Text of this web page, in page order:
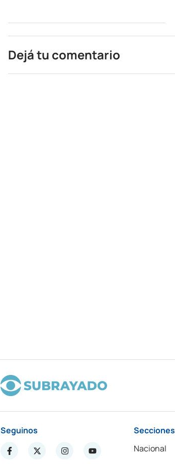
Dejá tu comentario
Seguinos
Secciones
Nacional